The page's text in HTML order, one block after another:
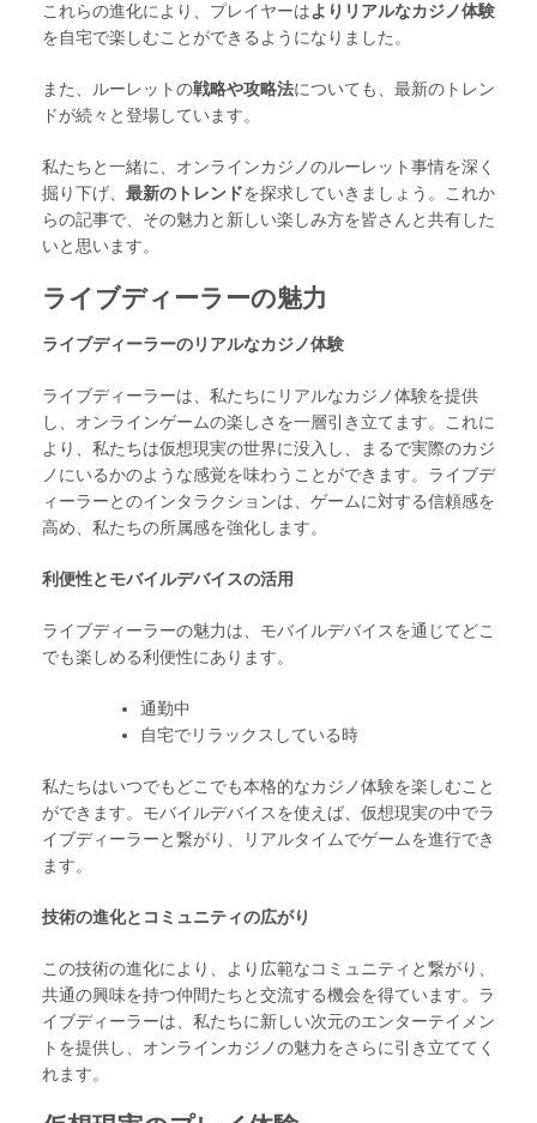
これらの進化により、プレイヤーはよりリアルなカジノ体験
を自宅で楽しむことができるようになりました。
また、ルーレットの戦略や攻略法についても、最新のトレン
ドが続々と登場しています。
私たちと一緒に、オンラインカジノのルーレット事情を深く
掘り下げ、 最新のトレンドを探求していきましょう。これか
らの記事で、その魅力と新しい楽しみ方を皆さんと共有した
いと思います。
ライブディーラーの魅力
ライブディーラーのリアルなカジノ体験
ライブディーラーは、私たちにリアルなカジノ体験を提供
し、オンラインゲームの楽しさを一層引き立てます。これに
より、私たちは仮想現実の世界に没入し、まるで実際のカジ
ノにいるかのような感覚を味わうことができます。ライブデ
ィーラーとのインタラクションは、ゲームに対する信頼感を
高め、私たちの所属感を強化します。
利便性とモバイルデバイスの活用
ライブディーラーの魅力は、モバイルデバイスを通じてどこ
でも楽しめる利便性にあります。
通勤中
自宅でリラックスしている時
私たちはいつでもどこでも本格的なカジノ体験を楽しむこと
ができます。モバイルデバイスを使えば、仮想現実の中でラ
イブディーラーと繋がり、リアルタイムでゲームを進行でき
ます。
技術の進化とコミュニティの広がり
この技術の進化により、より広範なコミュニティと繋がり、
共通の興味を持つ仲間たちと交流する機会を得ています。ラ
イブディーラーは、私たちに新しい次元のエンターテイメン
トを提供し、オンラインカジノの魅力をさらに引き立ててく
れます。